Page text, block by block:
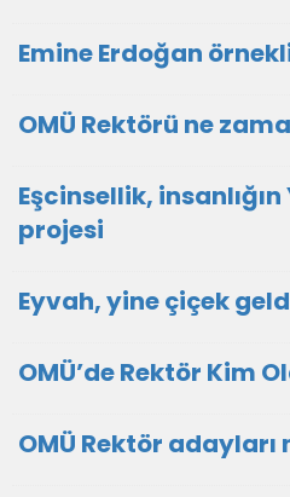
Emine Erdoğan
OMÜ Rektörü ne
Eşcinsellik,
projesi
Eyvah, yine çiçek
OMÜ’de Rektör Kim
OMÜ Rektör adayları